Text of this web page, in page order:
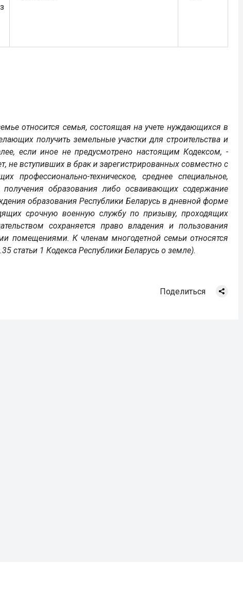
относится семья, состоящая на учете нуждающихся в
получить земельные участки для строительства и
если иное не предусмотрено настоящим Кодексом, -
не вступивших в брак и зарегистрированных совместно с
профессионально-техническое, среднее специальное,
образования либо осваивающих содержание
образования Республики Беларусь в дневной форме
срочную военную службу по призыву, проходящих
сохраняется право владения и пользования
помещениями. К членам многодетной семьи относятся
статьи 1 Кодекса Республики Беларусь о земле).
Поделиться